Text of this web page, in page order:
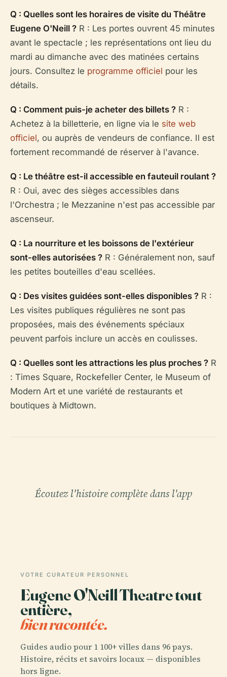
Q : Quelles sont les horaires de visite du Théâtre
Eugene O'Neill ? R : Les portes ouvrent 45 minutes
avant le spectacle ; les représentations ont lieu du
mardi au dimanche avec des matinées certains
jours. Consultez le programme officiel pour les
détails.
Q : Comment puis-je acheter des billets ? R :
Achetez à la billetterie, en ligne via le site web
officiel, ou auprès de vendeurs de confiance. Il est
fortement recommandé de réserver à l'avance.
Q : Le théâtre est-il accessible en fauteuil roulant ?
R : Oui, avec des sièges accessibles dans
l'Orchestra ; le Mezzanine n'est pas accessible par
ascenseur.
Q : La nourriture et les boissons de l'extérieur
sont-elles autorisées ? R : Généralement non, sauf
les petites bouteilles d'eau scellées.
Q : Des visites guidées sont-elles disponibles ? R :
Les visites publiques régulières ne sont pas
proposées, mais des événements spéciaux
peuvent parfois inclure un accès en coulisses.
Q : Quelles sont les attractions les plus proches ? R
: Times Square, Rockefeller Center, le Museum of
Modern Art et une variété de restaurants et
boutiques à Midtown.
Écoutez l'histoire complète dans l'app
VOTRE CURATEUR PERSONNEL
Eugene O'Neill Theatre tout
entière,
bien racontée.
Guides audio pour 1 100+ villes dans 96 pays.
Histoire, récits et savoirs locaux — disponibles
hors ligne.